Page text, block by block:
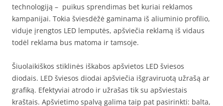
technologiją – puikus sprendimas bet kuriai reklamos
kampanijai. Tokia šviesdėžė gaminama iš aliuminio profilio,
viduje įrengtos LED lemputės, apšviečia reklamą iš vidaus
todėl reklama bus matoma ir tamsoje.
Šiuolaikiškos stiklinės iškabos apšvietos LED šviesos
diodais. LED šviesos diodai apšviečia išgraviruotą užrašą ar
grafiką. Efektyviai atrodo ir užrašas tik su apšviestais
kraštais. Apšvietimo spalvą galima taip pat pasirinkti: balta,